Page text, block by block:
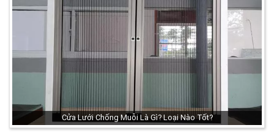
Cửa Lưới Chống Muỗi Là Gì? Loại Nào Tốt?